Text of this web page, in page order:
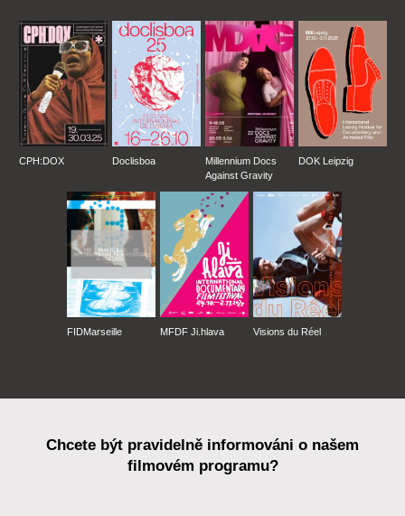
CPH:DOX Doclisboa
Millennium Docs
Against Gravity
DOK Leipzig
FIDMarseille MFDF Ji.hlava Visions du Réel
Chcete být pravidelně informováni o našem
filmovém programu?